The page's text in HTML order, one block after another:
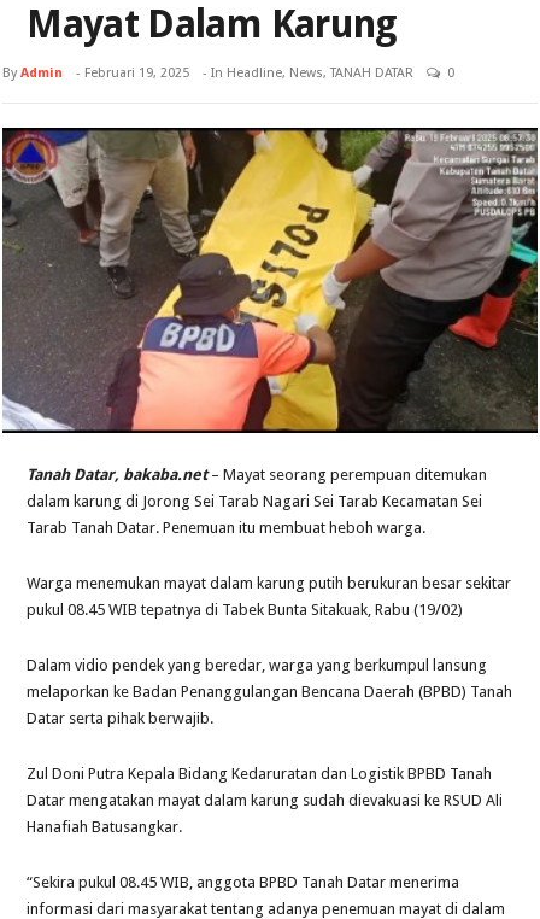
Mayat Dalam Karung
ByAdmin - Februari 19, 2025 - In Headline, News,TANAH DATAR 0
Tanah Datar, bakaba.net – Mayat seorang perempuan ditemukan
dalam karung di Jorong Sei Tarab Nagari Sei Tarab Kecamatan Sei
Tarab Tanah Datar. Penemuan itu membuat heboh warga.
Warga menemukan mayat dalam karung putih berukuran besar sekitar
pukul 08.45 WIB tepatnya di Tabek Bunta Sitakuak, Rabu (19/02)
Dalam vidio pendek yang beredar, warga yang berkumpul lansung
melaporkan ke Badan Penanggulangan Bencana Daerah (BPBD) Tanah
Datar serta pihak berwajib.
Zul Doni Putra Kepala Bidang Kedaruratan dan Logistik BPBD Tanah
Datar mengatakan mayat dalam karung sudah dievakuasi ke RSUD Ali
Hanafiah Batusangkar.
“Sekira pukul 08.45 WIB, anggota BPBD Tanah Datar menerima
informasi dari masyarakat tentang adanya penemuan mayat di dalam